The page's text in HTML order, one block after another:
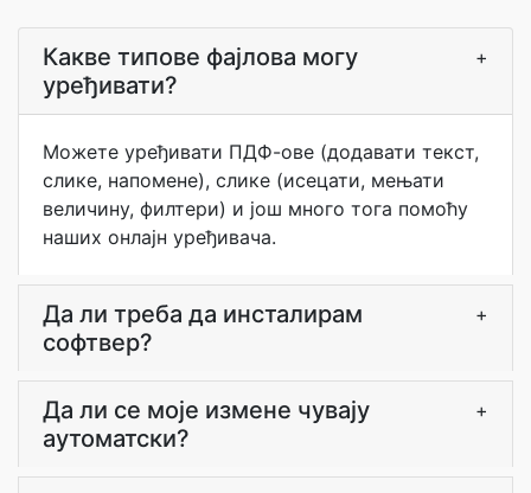
Какве типове фајлова могу
уређивати?
+
Можете уређивати ПДФ-ове (додавати текст,
слике, напомене), слике (исецати, мењати
величину, филтери) и још много тога помоћу
наших онлајн уређивача.
Да ли треба да инсталирам
софтвер?
+
Да ли се моје измене чувају
аутоматски?
+